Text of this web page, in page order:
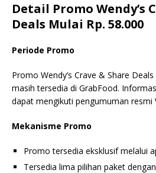
Detail Promo Wendy’s
Deals Mulai Rp. 58.000
Periode Promo
Promo Wendy’s Crave & Share
masih tersedia di GrabFood.
dapat mengikuti pengumuman resmi
Mekanisme Promo
Promo tersedia eksklusif melalui
Tersedia lima pilihan paket